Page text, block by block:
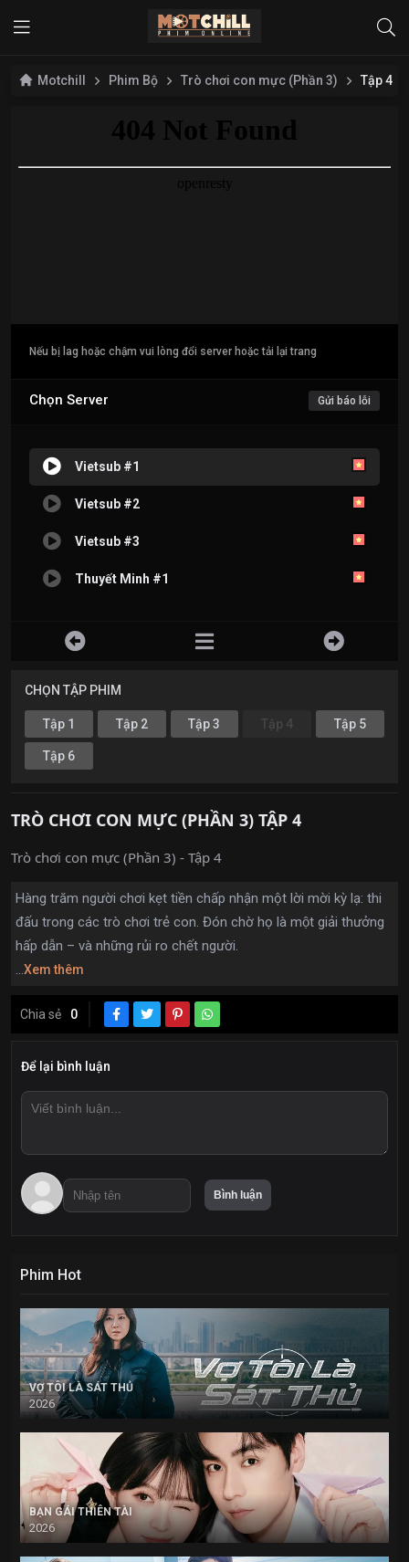
Motchill Phim Bộ Trò chơi con mực (Phần 3) Tập 4
Nếu bị lag hoặc chậm vui lòng đổi server hoặc tải lại trang
Chọn Server Gửi báo lỗi
Vietsub #1
Vietsub #2
Vietsub #3
Thuyết Minh #1
CHỌN TẬP PHIM
Tập 1 Tập 2 Tập 3 Tập 4 Tập 5
Tập 6
TRÒ CHƠI CON MỰC (PHẦN 3) TẬP 4
Trò chơi con mực (Phần 3) - Tập 4
Hàng trăm người chơi kẹt tiền chấp nhận một lời mời kỳ lạ: thi
đấu trong các trò chơi trẻ con. Đón chờ họ là một giải thưởng
hấp dẫn – và những rủi ro chết người.
...Xem thêm
Chia sẻ 0
Để lại bình luận
Phim Hot
VỢ TÔI LÀ SÁT THỦ
2026
BẠN GÁI THIÊN TÀI
2026